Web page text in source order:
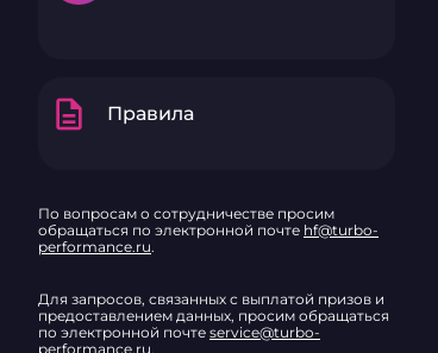
description Правила
По вопросам о сотрудничестве просим
обращаться по электронной почте hf@turbo-
performance.ru.
Для запросов, связанных с выплатой призов и
предоставлением данных, просим обращаться
по электронной почте service@turbo-
performance.ru.